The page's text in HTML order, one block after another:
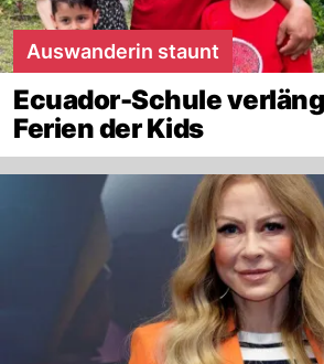
Auswanderin staunt
Ecuador-Schule
Ferien der Kids